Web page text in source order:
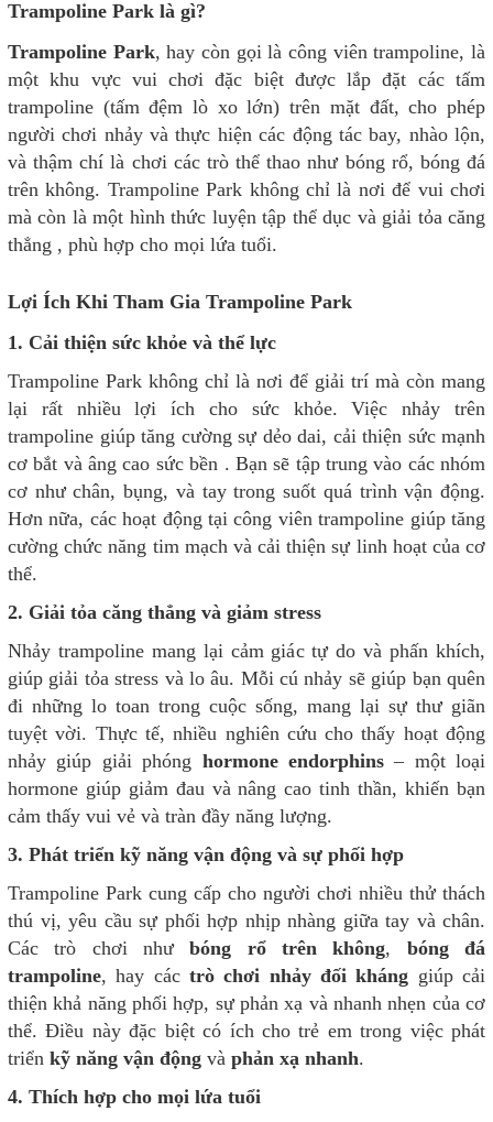
Trampoline Park là gì?
Trampoline Park, hay còn gọi là công viên trampoline, là
một khu vực vui chơi đặc biệt được lắp đặt các tấm
trampoline (tấm đệm lò xo lớn) trên mặt đất, cho phép
người chơi nhảy và thực hiện các động tác bay, nhào lộn,
và thậm chí là chơi các trò thể thao như bóng rổ, bóng đá
trên không. Trampoline Park không chỉ là nơi để vui chơi
mà còn là một hình thức luyện tập thể dục và giải tỏa căng
thẳng , phù hợp cho mọi lứa tuổi.
Lợi Ích Khi Tham Gia Trampoline Park
1. Cải thiện sức khỏe và thể lực
Trampoline Park không chỉ là nơi để giải trí mà còn mang
lại rất nhiều lợi ích cho sức khỏe. Việc nhảy trên
trampoline giúp tăng cường sự dẻo dai, cải thiện sức mạnh
cơ bắt và âng cao sức bền . Bạn sẽ tập trung vào các nhóm
cơ như chân, bụng, và tay trong suốt quá trình vận động.
Hơn nữa, các hoạt động tại công viên trampoline giúp tăng
cường chức năng tim mạch và cải thiện sự linh hoạt của cơ
thể.
2. Giải tỏa căng thẳng và giảm stress
Nhảy trampoline mang lại cảm giác tự do và phấn khích,
giúp giải tỏa stress và lo âu. Mỗi cú nhảy sẽ giúp bạn quên
đi những lo toan trong cuộc sống, mang lại sự thư giãn
tuyệt vời. Thực tế, nhiều nghiên cứu cho thấy hoạt động
nhảy giúp giải phóng hormone endorphins– một loại
hormone giúp giảm đau và nâng cao tinh thần, khiến bạn
cảm thấy vui vẻ và tràn đầy năng lượng.
3. Phát triển kỹ năng vận động và sự phối hợp
Trampoline Park cung cấp cho người chơi nhiều thử thách
thú vị, yêu cầu sự phối hợp nhịp nhàng giữa tay và chân.
Các trò chơi nhưbóng rổ trên không, bóng đá
trampoline, hay các trò chơi nhảy đối kháng giúp cải
thiện khả năng phối hợp, sự phản xạ và nhanh nhẹn của cơ
thể. Điều này đặc biệt có ích cho trẻ em trong việc phát
triển kỹ năng vận động và phản xạ nhanh.
4. Thích hợp cho mọi lứa tuổi